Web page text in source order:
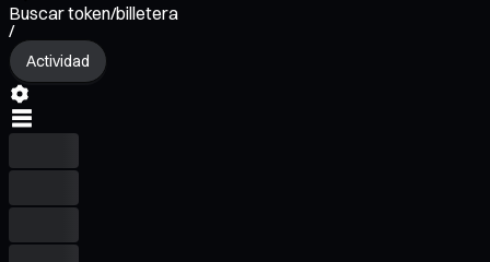
Buscar token/billetera
/
Actividad